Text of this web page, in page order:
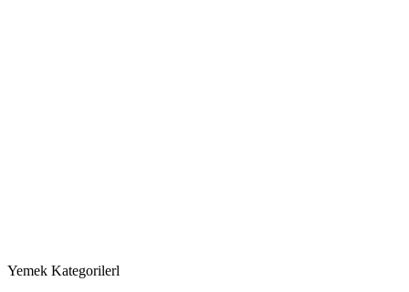
Yemek Kategorilerl